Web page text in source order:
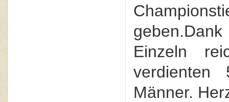
Einzeln
verdienten
Männer.